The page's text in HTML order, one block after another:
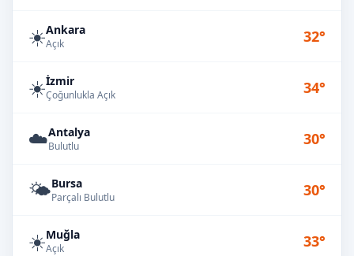
☀️Ankara
Açık 32°
☀️İzmir
Çoğunlukla Açık 34°
☁️Antalya
Bulutlu 30°
🌤️Bursa
Parçalı Bulutlu 30°
☀️Muğla
Açık 33°